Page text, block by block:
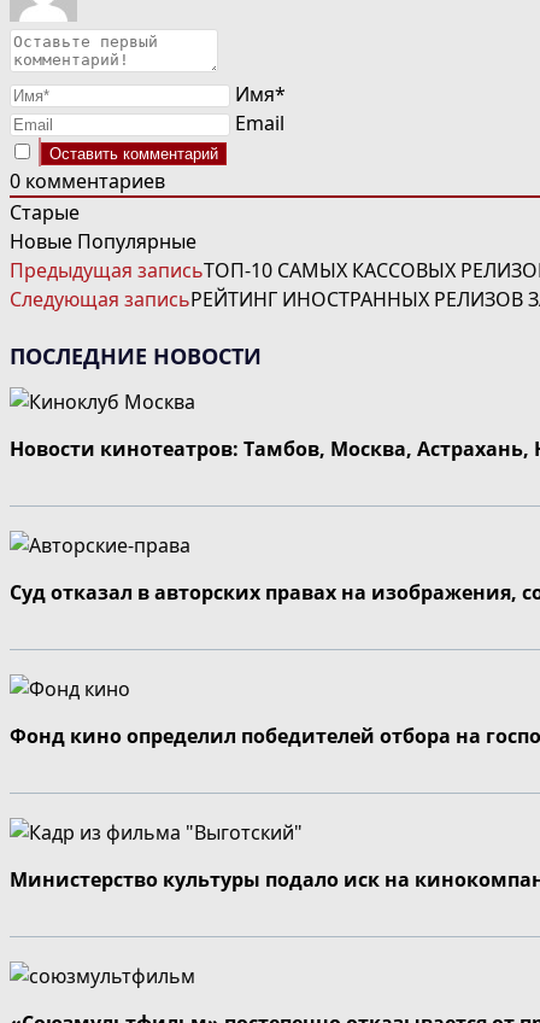
Имя*
Email
0 комментариев
Старые
Новые Популярные
ЧИТАТЬ
ДАЛЕЕ
СТАТЬИ
Предыдущая записьТОП-10 САМЫХ КАССОВЫХ
Следующая записьРЕЙТИНГ ИНОСТРАННЫХ РЕЛИЗОВ
ПОСЛЕДНИЕ НОВОСТИ
Новости кинотеатров: Тамбов, Москва,
Суд отказал в авторских правах на изображения,
Фонд кино определил победителей отбора на
Министерство культуры подало иск на